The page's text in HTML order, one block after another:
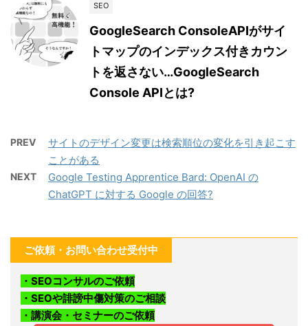
SEO
GoogleSearch ConsoleAPIがサイ
トマップのインデックス付きカウン
トを返さない…GoogleSearch
Console APIとは?
PREV
サイトのデザイン変更は検索順位の変化を引き起こす
ことがある
NEXT
Google Testing Apprentice Bard: OpenAI の
ChatGPT に対する Google の回答?
ご依頼・お問い合わせ受付中
・SEOコンサルのご依頼
・SEOや誹謗中傷対策のご相談
・講演会・セミナーのご依頼